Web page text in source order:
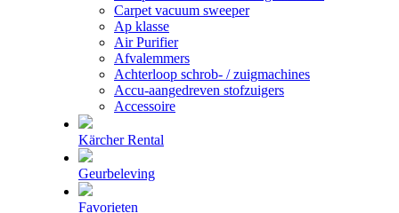
Carpet vacuum sweeper
Ap klasse
Air Purifier
Afvalemmers
Achterloop schrob- / zuigmachines
Accu-aangedreven stofzuigers
Accessoire
Kärcher Rental
Geurbeleving
Favorieten